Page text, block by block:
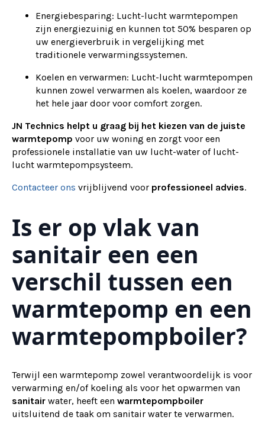
Energiebesparing: Lucht-lucht warmtepompen
zijn energiezuinig en kunnen tot 50% besparen op
uw energieverbruik in vergelijking met
traditionele verwarmingssystemen.
Koelen en verwarmen: Lucht-lucht warmtepompen
kunnen zowel verwarmen als koelen, waardoor ze
het hele jaar door voor comfort zorgen.
JN Technics helpt u graag bij het kiezen van de juiste
warmtepomp voor uw woning en zorgt voor een
professionele installatie van uw lucht-water of lucht-
lucht warmtepompsysteem.
Contacteer ons vrijblijvend voor professioneel advies.
Is er op vlak van
sanitair een een
verschil tussen een
warmtepomp en een
warmtepompboiler?
Terwijl een warmtepomp zowel verantwoordelijk is voor
verwarming en/of koeling als voor het opwarmen van
sanitair water, heeft een warmtepompboiler
uitsluitend de taak om sanitair water te verwarmen.